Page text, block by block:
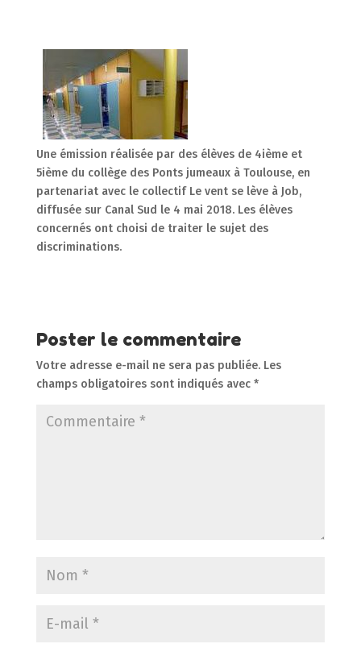
Une émission réalisée par des élèves de 4ième et
5ième du collège des Ponts jumeaux à Toulouse, en
partenariat avec le collectif Le vent se lève à Job,
diffusée sur Canal Sud le 4 mai 2018. Les élèves
concernés ont choisi de traiter le sujet des
discriminations.
Poster le commentaire
Votre adresse e-mail ne sera pas publiée. Les
champs obligatoires sont indiqués avec *